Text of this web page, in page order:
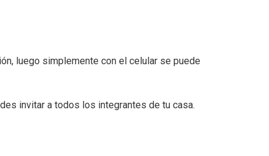
luego simplemente con el celular se puede
invitar a todos los integrantes de tu casa.